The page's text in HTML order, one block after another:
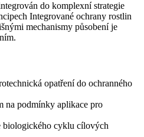
do komplexní strategie
Integrované ochrany rostlin
mechanismy působení je
opatření do ochranného
na podmínky aplikace pro
biologického cyklu cílových